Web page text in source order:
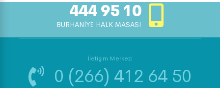
444 95 10
BURHANİYE HALK MASASI
İletişim Merkezi
0 (266) 412 64 50